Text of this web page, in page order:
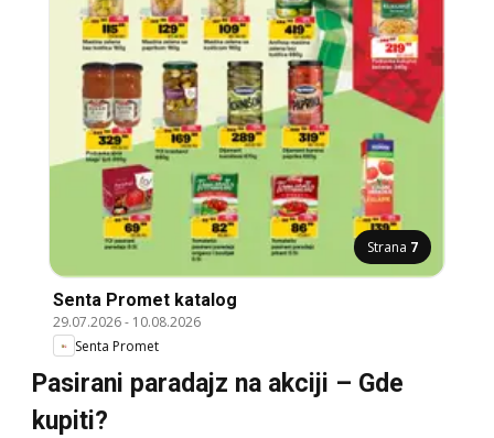
Strana 7
Senta Promet katalog
29.07.2026- 10.08.2026
Senta Promet
Pasirani paradajz na akciji – Gde
kupiti?